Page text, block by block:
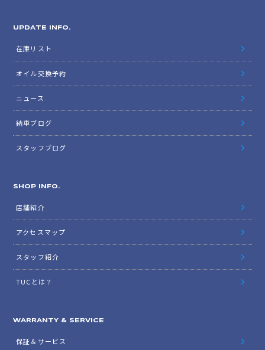
UPDATE INFO.
在庫リスト
オイル交換予約
ニュース
納車ブログ
スタッフブログ
SHOP INFO.
店舗紹介
アクセスマップ
スタッフ紹介
TUCとは？
WARRANTY & SERVICE
保証＆サービス